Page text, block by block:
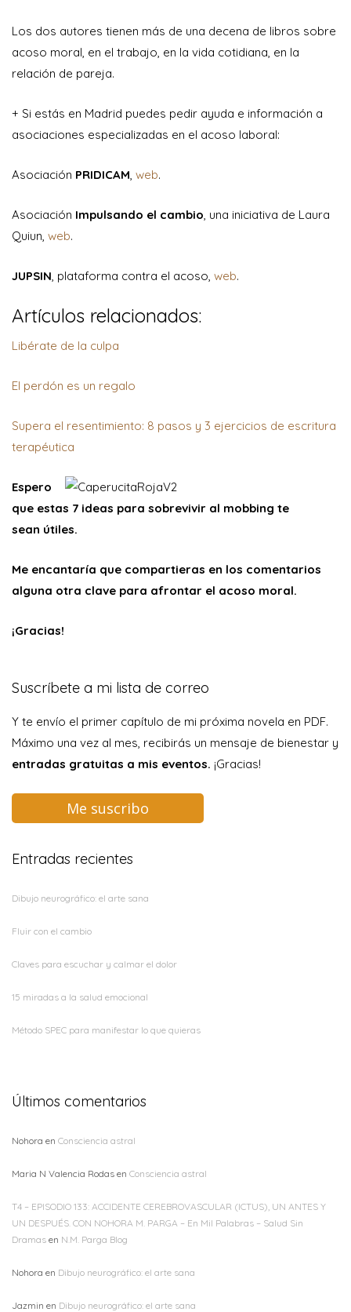
Los dos autores tienen más de una decena de libros sobre
acoso moral, en el trabajo, en la vida cotidiana, en la
relación de pareja.
+ Si estás en Madrid puedes pedir ayuda e información a
asociaciones especializadas en el acoso laboral:
Asociación PRIDICAM, web.
Asociación Impulsando el cambio, una iniciativa de Laura
Quiun, web.
JUPSIN, plataforma contra el acoso, web.
Artículos relacionados:
Libérate de la culpa
El perdón es un regalo
Supera el resentimiento: 8 pasos y 3 ejercicios de escritura
terapéutica
Espero
que estas 7 ideas para sobrevivir al mobbing te
sean útiles.
Me encantaría que compartieras en los comentarios
alguna otra clave para afrontar el acoso moral.
¡Gracias!
Suscríbete a mi lista de correo
Y te envío el primer capítulo de mi próxima novela en PDF.
Máximo una vez al mes, recibirás un mensaje de bienestar y
entradas gratuitas a mis eventos. ¡Gracias!
Me suscribo
Entradas recientes
Dibujo neurográfico: el arte sana
Fluir con el cambio
Claves para escuchar y calmar el dolor
15 miradas a la salud emocional
Método SPEC para manifestar lo que quieras
Últimos comentarios
Nohora en Consciencia astral
Maria N Valencia Rodas en Consciencia astral
T4 – EPISODIO 133: ACCIDENTE CEREBROVASCULAR (ICTUS), UN ANTES Y
UN DESPUÉS. CON NOHORA M. PARGA – En Mil Palabras – Salud Sin
Dramas en N.M. Parga Blog
Nohora en Dibujo neurográfico: el arte sana
Jazmin en Dibujo neurográfico: el arte sana